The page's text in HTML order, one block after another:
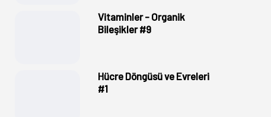
Vitaminler - Organik
Bileşikler #9
Hücre Döngüsü ve Evreleri
#1